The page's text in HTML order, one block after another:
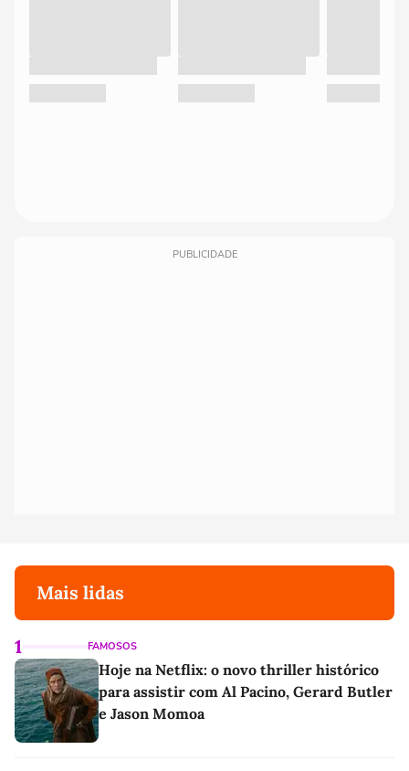
PUBLICIDADE
Mais lidas
1 FAMOSOS
Hoje na Netflix: o novo thriller histórico
para assistir com Al Pacino, Gerard Butler
e Jason Momoa